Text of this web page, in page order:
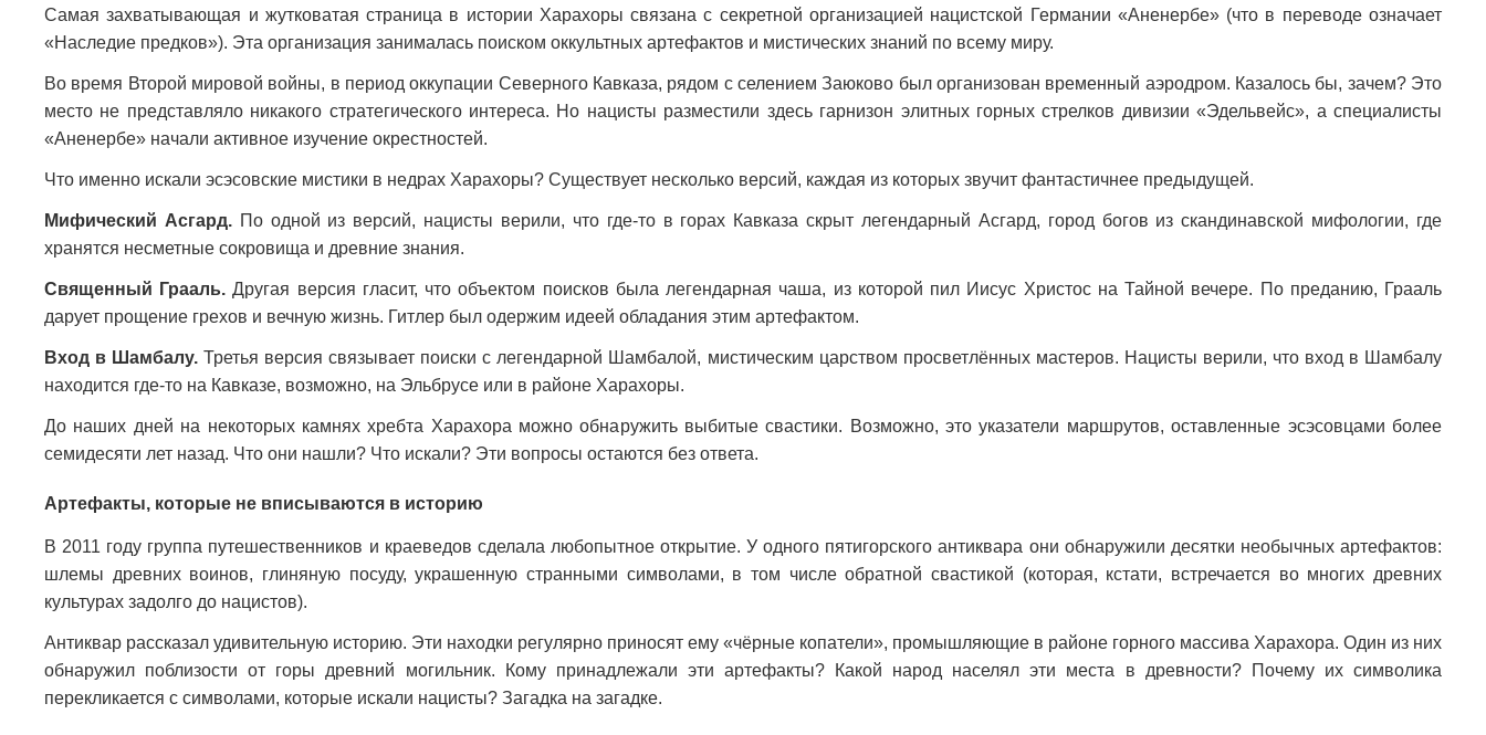
Самая захватывающая и жутковатая страница в истории Харахоры связана с секретной организацией нацистской Германии «Аненербе» (что в переводе означает
«Наследие предков»). Эта организация занималась поиском оккультных артефактов и мистических знаний по всему миру.
Во время Второй мировой войны, в период оккупации Северного Кавказа, рядом с селением Заюково был организован временный аэродром. Казалось бы, зачем? Это
место не представляло никакого стратегического интереса. Но нацисты разместили здесь гарнизон элитных горных стрелков дивизии «Эдельвейс», а специалисты
«Аненербе» начали активное изучение окрестностей.
Что именно искали эсэсовские мистики в недрах Харахоры? Существует несколько версий, каждая из которых звучит фантастичнее предыдущей.
Мифический Асгард.По одной из версий, нацисты верили, что где-то в горах Кавказа скрыт легендарный Асгард, город богов из скандинавской мифологии, где
хранятся несметные сокровища и древние знания.
Священный Грааль. Другая версия гласит, что объектом поисков была легендарная чаша, из которой пил Иисус Христос на Тайной вечере. По преданию, Грааль
дарует прощение грехов и вечную жизнь. Гитлер был одержим идеей обладания этим артефактом.
Вход в Шамбалу. Третья версия связывает поиски с легендарной Шамбалой, мистическим царством просветлённых мастеров. Нацисты верили, что вход в Шамбалу
находится где-то на Кавказе, возможно, на Эльбрусе или в районе Харахоры.
До наших дней на некоторых камнях хребта Харахора можно обнаружить выбитые свастики. Возможно, это указатели маршрутов, оставленные эсэсовцами более
семидесяти лет назад. Что они нашли? Что искали? Эти вопросы остаются без ответа.
Артефакты, которые не вписываются в историю
В 2011 году группа путешественников и краеведов сделала любопытное открытие. У одного пятигорского антиквара они обнаружили десятки необычных артефактов:
шлемы древних воинов, глиняную посуду, украшенную странными символами, в том числе обратной свастикой (которая, кстати, встречается во многих древних
культурах задолго до нацистов).
Антиквар рассказал удивительную историю. Эти находки регулярно приносят ему «чёрные копатели», промышляющие в районе горного массива Харахора. Один из них
обнаружил поблизости от горы древний могильник. Кому принадлежали эти артефакты? Какой народ населял эти места в древности? Почему их символика
перекликается с символами, которые искали нацисты? Загадка на загадке.